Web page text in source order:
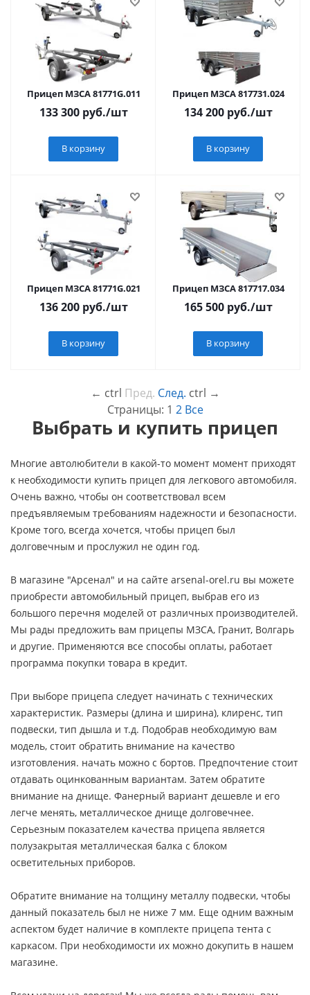
Прицеп МЗСА 81771G.011
133 300руб./шт
В корзину
Прицеп МЗСА 817731.024
134 200руб./шт
В корзину
Прицеп МЗСА 81771G.021
136 200руб./шт
В корзину
Прицеп МЗСА 817717.034
165 500руб./шт
В корзину
← ctrl Пред. След. ctrl →
Страницы: 1 2 Все
Выбрать и купить прицеп
Многие автолюбители в какой-то момент момент приходят
к необходимости купить прицеп для легкового автомобиля.
Очень важно, чтобы он соответствовал всем
предъявляемым требованиям надежности и безопасности.
Кроме того, всегда хочется, чтобы прицеп был
долговечным и прослужил не один год.
В магазине "Арсенал" и на сайте arsenal-orel.ru вы можете
приобрести автомобильный прицеп, выбрав его из
большого перечня моделей от различных производителей.
Мы рады предложить вам прицепы МЗСА, Гранит, Волгарь
и другие. Применяются все способы оплаты, работает
программа покупки товара в кредит.
При выборе прицепа следует начинать с технических
характеристик. Размеры (длина и ширина), клиренс, тип
подвески, тип дышла и т.д. Подобрав необходимую вам
модель, стоит обратить внимание на качество
изготовления. начать можно с бортов. Предпочтение стоит
отдавать оцинкованным вариантам. Затем обратите
внимание на днище. Фанерный вариант дешевле и его
легче менять, металлическое днище долговечнее.
Серьезным показателем качества прицепа является
полузакрытая металлическая балка с блоком
осветительных приборов.
Обратите внимание на толщину металлу подвески, чтобы
данный показатель был не ниже 7 мм. Еще одним важным
аспектом будет наличие в комплекте прицепа тента с
каркасом. При необходимости их можно докупить в нашем
магазине.